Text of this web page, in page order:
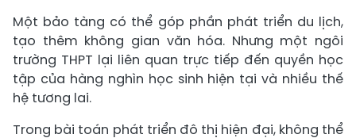
Một bảo tàng có thể góp phần phát triển du lịch,
tạo thêm không gian văn hóa. Nhưng một ngôi
trường THPT lại liên quan trực tiếp đến quyền học
tập của hàng nghìn học sinh hiện tại và nhiều thế
hệ tương lai.
Trong bài toán phát triển đô thị hiện đại, không thể